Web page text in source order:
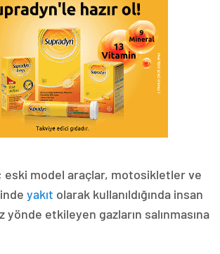
eski model araçlar, motosikletler ve
yakıt olarak kullanıldığında insan
yönde etkileyen gazların salınmasına